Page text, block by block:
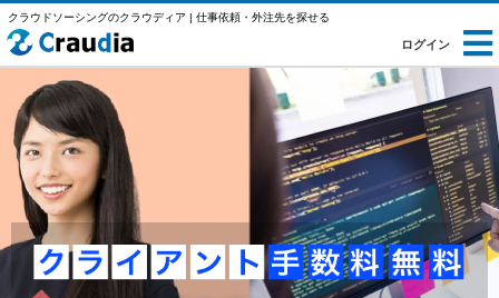
クラウドソーシングのクラウディア | 仕事依頼・外注先を探せる
ログイン